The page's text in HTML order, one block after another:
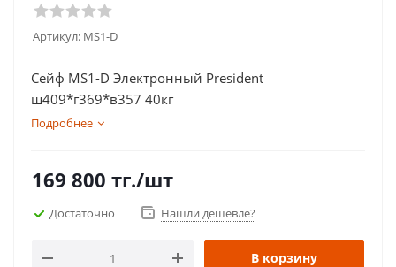
Артикул: MS1-D
Сейф MS1-D Электронный President
ш409*г369*в357 40кг
Подробнее
169 800 тг./шт
Достаточно Нашли дешевле?
В корзину